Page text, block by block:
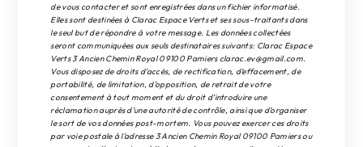
de vous contacter et sont enregistrées dans un fichier informatisé.
Elles sont destinées à Clarac Espace Verts et ses sous-traitants dans
le seul but de répondre à votre message. Les données collectées
seront communiquées aux seuls destinataires suivants: Clarac Espace
Verts 3 Ancien Chemin Royal 09100 Pamiers clarac.ev@gmail.com.
Vous disposez de droits d’accès, de rectification, d’effacement, de
portabilité, de limitation, d’opposition, de retrait de votre
consentement à tout moment et du droit d’introduire une
réclamation auprès d’une autorité de contrôle, ainsi que d’organiser
le sort de vos données post-mortem. Vous pouvez exercer ces droits
par voie postale à l'adresse 3 Ancien Chemin Royal 09100 Pamiers ou